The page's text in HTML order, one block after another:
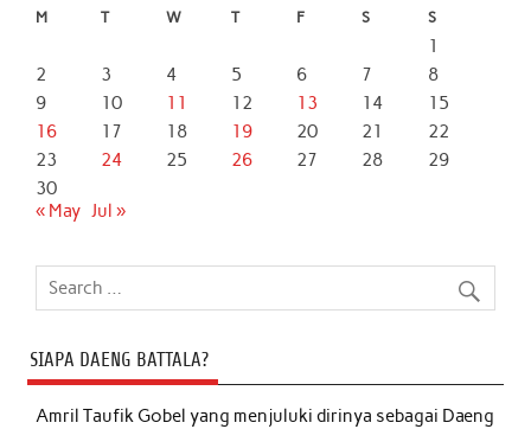
M T W T F S S
1
2
3 4 5 6 7
8
9
10 11 12 13 14
15
16
17 18 19 20 21
22
23
24 25 26 27 28
29
30
« May Jul »
SIAPA DAENG BATTALA?
Amril Taufik Gobelyang menjuluki dirinya sebagai Daeng